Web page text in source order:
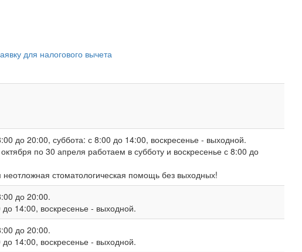
для налогового вычета
до 20:00, суббота: с 8:00 до 14:00, воскресенье - выходной.
по 30 апреля работаем в субботу и воскресенье с 8:00 до
неотложная стоматологическая помощь без выходных!
до 20:00.
14:00, воскресенье - выходной.
до 20:00.
14:00, воскресенье - выходной.